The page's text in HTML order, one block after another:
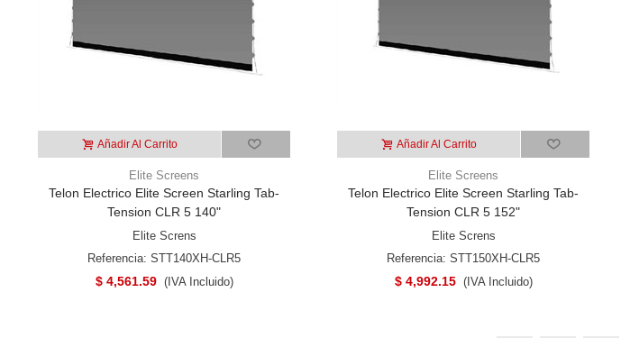
Añadir Al Carrito
Elite Screens
Telon Electrico Elite Screen Starling Tab-
Tension CLR 5 140"
Elite Screns
Referencia: STT140XH-CLR5
$ 4,561.59 (IVA Incluido)
Añadir Al Carrito
Elite Screens
Telon Electrico Elite Screen Starling Tab-
Tension CLR 5 152"
Elite Screns
Referencia: STT150XH-CLR5
$ 4,992.15 (IVA Incluido)